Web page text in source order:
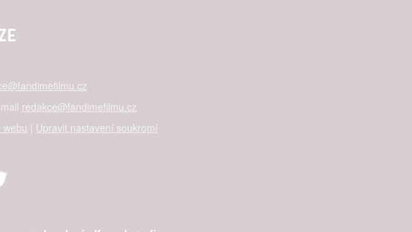
redakce@fandimefilmu.cz
webu | Upravit nastavení soukromí